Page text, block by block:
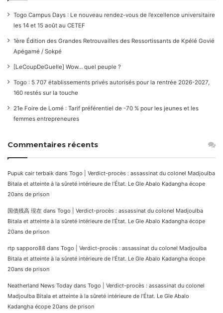
Togo Campus Days : Le nouveau rendez-vous de l’excellence universitaire
les 14 et 15 août au CETEF
1ère Édition des Grandes Retrouvailles des Ressortissants de Kpélé Govié
Apégamé / Sokpé
[LeCoupDeGuelle] Wow… quel peuple ?
Togo : 5 707 établissements privés autorisés pour la rentrée 2026-2027,
160 restés sur la touche
21e Foire de Lomé : Tarif préférentiel de -70 % pour les jeunes et les
femmes entrepreneures
Commentaires récents
Pupuk cair terbaik dans Togo | Verdict-procès : assassinat du colonel Madjoulba
Bitala et atteinte à la sûreté intérieure de l’État. Le Gle Abalo Kadangha écope
20ans de prison
国債残高 現在 dans Togo | Verdict-procès : assassinat du colonel Madjoulba
Bitala et atteinte à la sûreté intérieure de l’État. Le Gle Abalo Kadangha écope
20ans de prison
rtp sapporo88 dans Togo | Verdict-procès : assassinat du colonel Madjoulba
Bitala et atteinte à la sûreté intérieure de l’État. Le Gle Abalo Kadangha écope
20ans de prison
Neatherland News Today dans Togo | Verdict-procès : assassinat du colonel
Madjoulba Bitala et atteinte à la sûreté intérieure de l’État. Le Gle Abalo
Kadangha écope 20ans de prison